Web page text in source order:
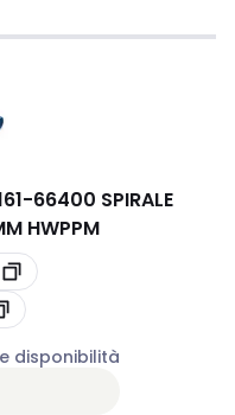
66400 SPIRALE
HWPPM
disponibilità